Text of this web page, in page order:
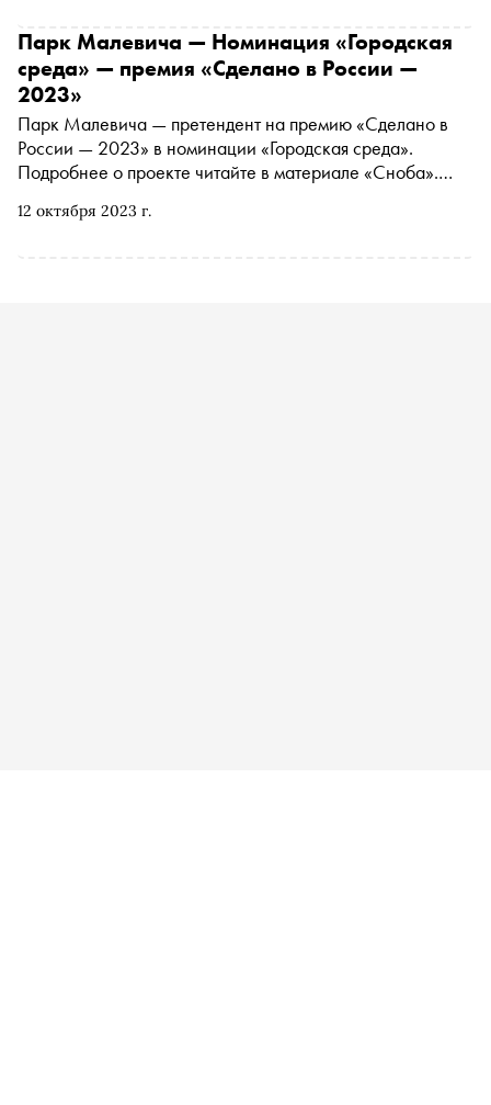
12 октября 2023 г.
Парк Малевича — Номинация «Городская
среда» — премия «Сделано в России —
2023»
Парк Малевича — претендент на премию «Сделано в
России — 2023» в номинации «Городская среда».
Подробнее о проекте читайте в материале «Сноба».
Premium&Private». Технологический партнер —